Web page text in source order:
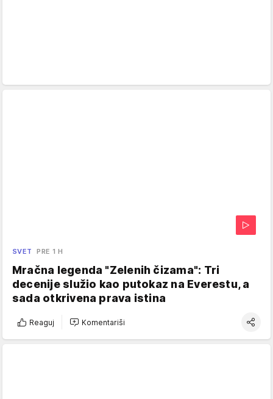
SVET PRE 1 H
Mračna legenda "Zelenih čizama": Tri
decenije služio kao putokaz na Everestu, a
sada otkrivena prava istina
Reaguj Komentariši